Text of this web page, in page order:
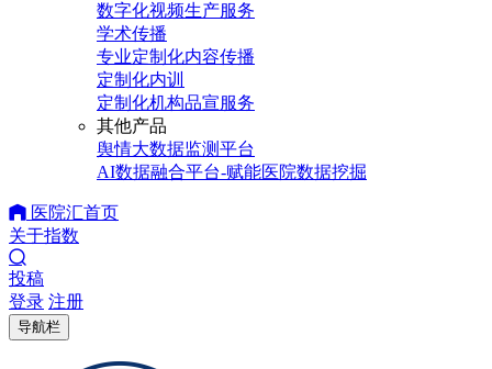
数字化视频生产服务
学术传播
专业定制化内容传播
定制化内训
定制化机构品宣服务
其他产品
舆情大数据监测平台
AI数据融合平台-赋能医院数据挖掘
医院汇首页
关于指数
投稿
登录 注册
导航栏